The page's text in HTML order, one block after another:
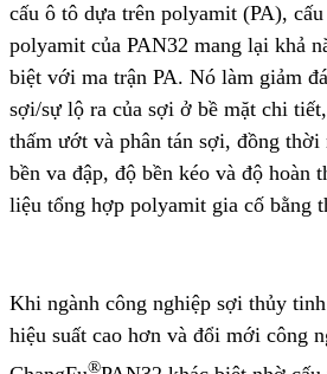
cấu ô tô dựa trên polyamit (PA),
polyamit của PAN32 mang lại khả
biệt với ma trận PA. Nó làm giảm
sợi/sự lộ ra của sợi ở bề mặt chi
thấm ướt và phân tán sợi, đồng thời
bền va đập, độ bền kéo và độ hoàn
liệu tổng hợp polyamit gia cố bằng
Khi ngành công nghiệp sợi thủy
hiệu suất cao hơn và đổi mới công
®